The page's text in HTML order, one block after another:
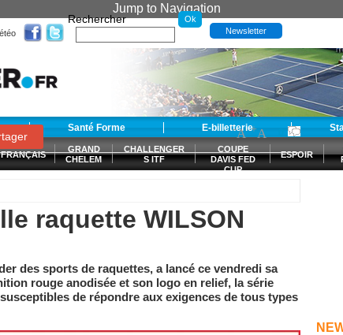
Jump to Navigation
Rechercher
Newsletter
Santé Forme E-billetterie
GRAND
CHELEM
CHALLENGER
S ITF
COUPE
DAVIS FED
CUP
ESPOIR
-A +A
raquette WILSON
des sports de raquettes, a lancé ce vendredi sa
rouge anodisée et son logo en relief, la série
de répondre aux exigences de tous types